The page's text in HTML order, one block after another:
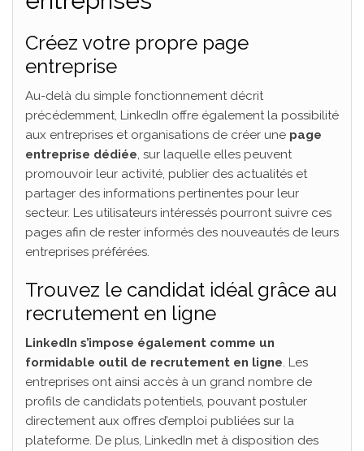
Créez votre propre page
entreprise
Au-delà du simple fonctionnement décrit
précédemment, LinkedIn offre également la possibilité
aux entreprises et organisations de créer une page
entreprise dédiée , sur laquelle elles peuvent
promouvoir leur activité, publier des actualités et
partager des informations pertinentes pour leur
secteur. Les utilisateurs intéressés pourront suivre ces
pages afin de rester informés des nouveautés de leurs
entreprises préférées.
Trouvez le candidat idéal grâce au
recrutement en ligne
LinkedIn s’impose également comme un
formidable outil de recrutement en ligne . Les
entreprises ont ainsi accès à un grand nombre de
profils de candidats potentiels, pouvant postuler
directement aux offres d’emploi publiées sur la
plateforme. De plus, LinkedIn met à disposition des